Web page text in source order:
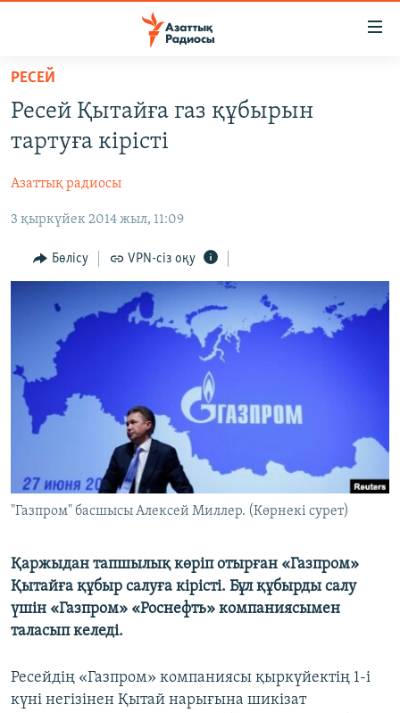
Skip
main
content
to
Navigation
AZATTYQTV
ҚАҢТАР ОҚИҒАСЫ
АДАМ ҚҰҚЫҚТАРЫ
ӘЛЕУМЕТ
АРНАЙЫ ЖОБАЛАР
Русский
ЖАЗЫЛЫҢЫЗ
Басқа тілдерде
РЕСЕЙ
Ресей Қытайға газ құбырын
тартуға кірісті
Азаттық радиосы
3 қыркүйек 2014 жыл, 11:09
Бөлісу VPN-сіз оқу
"Газпром" басшысы Алексей Миллер. (Көрнекі сурет)
Қаржыдан тапшылық көріп отырған «Газпром»
Қытайға құбыр салуға кірісті. Бұл құбырды салу
үшін «Газпром» «Роснефть» компаниясымен
таласып келеді.
Ресейдің «Газпром» компаниясы қыркүйектің 1-і
күні негізінен Қытай нарығына шикізат